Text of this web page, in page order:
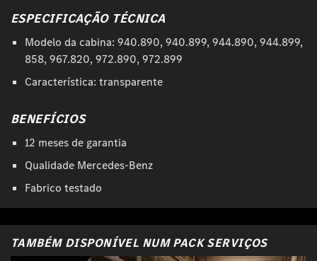
ESPECIFICAÇÃO TÉCNICA
Modelo da cabina: 940.890, 940.899, 944.890, 944.899,
858, 967.820, 972.890, 972.899
Característica: transparente
BENEFÍCIOS
12 meses de garantia
Qualidade Mercedes-Benz
Fabrico testado
TAMBÉM DISPONÍVEL NUM PACK SERVIÇOS